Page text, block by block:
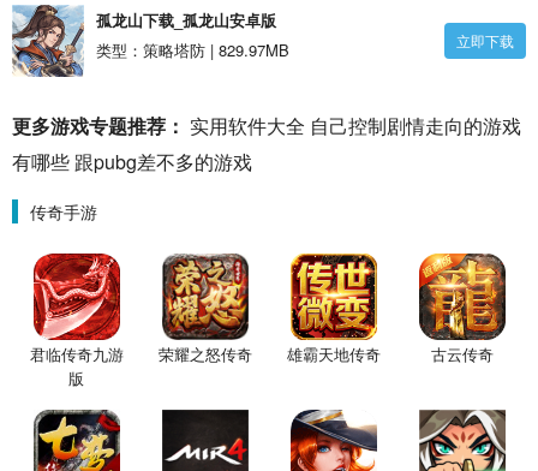
孤龙山下载_孤龙山安卓版
类型：策略塔防 | 829.97MB
立即下载
更多游戏专题推荐： 实用软件大全 自己控制剧情走向的游戏
有哪些 跟pubg差不多的游戏
传奇手游
君临传奇九游
版
荣耀之怒传奇 雄霸天地传奇 古云传奇